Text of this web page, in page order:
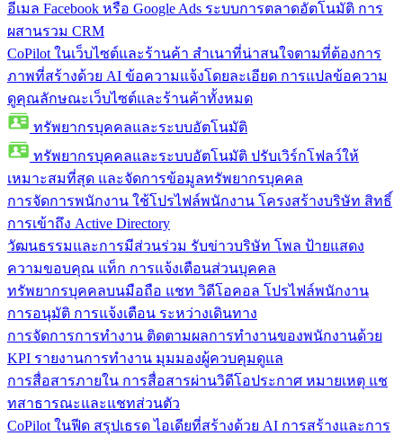
อีเมล Facebook หรือ Google Ads ระบบการตลาดอัตโนมัติ การ
ผสานรวม CRM
CoPilot ในเว็บไซต์และร้านค้า สำเนาที่น่าสนใจตามที่ต้องการ
ภาพที่สร้างด้วย AI ข้อความแจ้งโดยละเอียด การแปลข้อความ
ดูคุณลักษณะเว็บไซต์และร้านค้าทั้งหมด
ทรัพยากรบุคคลและระบบอัตโนมัติ
ทรัพยากรบุคคลและระบบอัตโนมัติ ปรับเวิร์กโฟลว์ให้
เหมาะสมที่สุด และจัดการข้อมูลทรัพยากรบุคคล
การจัดการพนักงาน ใช้โปรไฟล์พนักงาน โครงสร้างบริษัท สิทธิ์
การเข้าถึง Active Directory
วัฒนธรรมและการมีส่วนร่วม รับข่าวบริษัท โพล ป้ายแสดง
ความขอบคุณ แท็ก การแจ้งเตือนส่วนบุคคล
ทรัพยากรบุคคลบนมือถือ แชท วิดีโอคอล โปรไฟล์พนักงาน
การอนุมัติ การแจ้งเตือน ระหว่างเดินทาง
การจัดการการทำงาน ติดตามผลการทำงานของพนักงานด้วย
KPI รายงานการทำงาน มุมมองผู้ควบคุมดูแล
การสื่อสารภายใน การสื่อสารผ่านวิดีโอประกาศ หมายเหตุ แช
ทสาธารณะและแชทส่วนตัว
CoPilot ในฟีด สรุปเธรด ไอเดียที่สร้างด้วย AI การสร้างและการ